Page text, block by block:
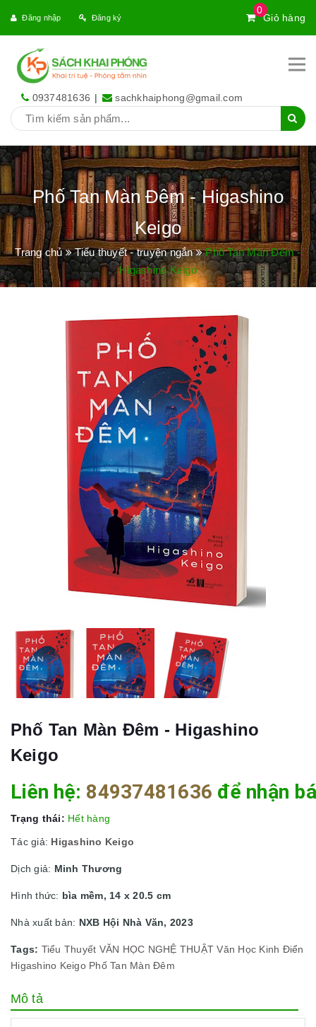
0
Giỏ hàng
Đăng nhập Đăng ký
0937481636 | sachkhaiphong@gmail.com
Phố Tan Màn Đêm - Higashino
Keigo
Trang chủ Tiểu thuyết - truyện ngắn
Phố Tan Màn Đêm -
Higashino Keigo
Phố Tan Màn Đêm - Higashino
Keigo
Liên hệ: 84937481636 để nhận
Trạng thái: Hết hàng
Tác giả: Higashino Keigo
Dịch giả: Minh Thương
Hình thức: bìa mềm, 14 x 20.5 cm
Nhà xuất bản: NXB Hội Nhà Văn, 2023
Tags: Tiểu Thuyết VĂN HỌC NGHỆ THUẬT Văn Học Kinh Điển
Higashino Keigo Phố Tan Màn Đêm
Mô tả